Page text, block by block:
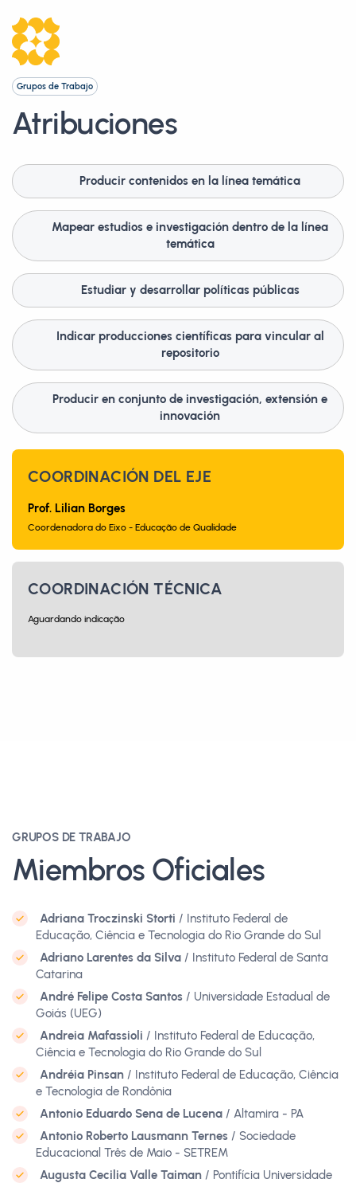
Grupos de Trabajo
Atribuciones
Producir contenidos en la línea temática
Mapear estudios e investigación dentro de la línea
temática
Estudiar y desarrollar políticas públicas
Indicar producciones científicas para vincular al
repositorio
Producir en conjunto de investigación, extensión e
innovación
COORDINACIÓN DEL EJE
Prof. Lilian Borges
Coordenadora do Eixo - Educação de Qualidade
COORDINACIÓN TÉCNICA
Aguardando indicação
GRUPOS DE TRABAJO
Miembros Oficiales
Adriana Troczinski Storti / Instituto Federal de
Educação, Ciência e Tecnologia do Rio Grande do Sul
Adriano Larentes da Silva / Instituto Federal de Santa
Catarina
André Felipe Costa Santos / Universidade Estadual de
Goiás (UEG)
Andreia Mafassioli / Instituto Federal de Educação,
Ciência e Tecnologia do Rio Grande do Sul
Andréia Pinsan / Instituto Federal de Educação, Ciência
e Tecnologia de Rondônia
Antonio Eduardo Sena de Lucena / Altamira - PA
Antonio Roberto Lausmann Ternes / Sociedade
Educacional Três de Maio - SETREM
Augusta Cecilia Valle Taiman / Pontifícia Universidade